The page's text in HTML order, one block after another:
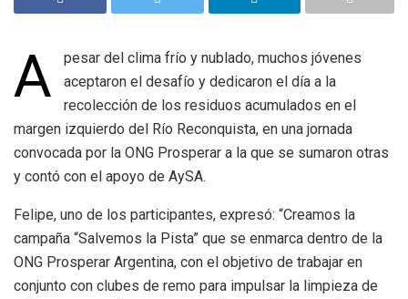
A
pesar del clima frío y nublado, muchos jóvenes
aceptaron el desafío y dedicaron el día a la
recolección de los residuos acumulados en el
margen izquierdo del Río Reconquista, en una jornada
convocada por la ONG Prosperar a la que se sumaron otras
y contó con el apoyo de AySA.
Felipe, uno de los participantes, expresó: “Creamos la
campaña “Salvemos la Pista” que se enmarca dentro de la
ONG Prosperar Argentina, con el objetivo de trabajar en
conjunto con clubes de remo para impulsar la limpieza de